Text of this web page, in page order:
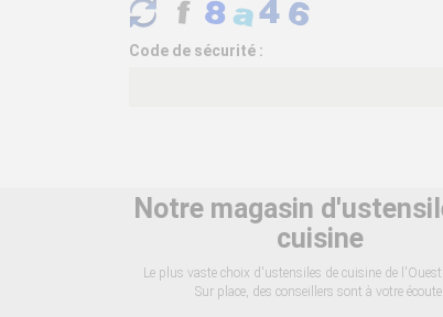
Code de sécurité :
Notre magasin
cuisine
Le plus vaste choix d'ustensiles de cuisine de
Sur place, des conseillers sont à votre écoute.